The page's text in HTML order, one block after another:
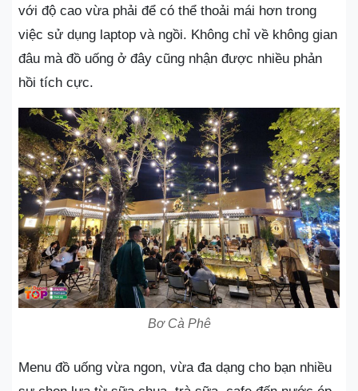
với độ cao vừa phải để có thể thoải mái hơn trong
việc sử dụng laptop và ngồi. Không chỉ về không gian
đâu mà đồ uống ở đây cũng nhận được nhiều phản
hồi tích cực.
Bơ Cà Phê
Menu đồ uống vừa ngon, vừa đa dạng cho bạn nhiều